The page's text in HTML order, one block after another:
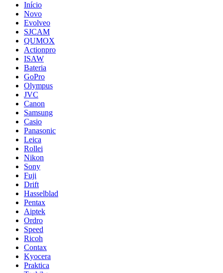
Início
Novo
Evolveo
SJCAM
QUMOX
Actionpro
ISAW
Bateria
GoPro
Olympus
JVC
Canon
Samsung
Casio
Panasonic
Leica
Rollei
Nikon
Sony
Fuji
Drift
Hasselblad
Pentax
Aiptek
Ordro
Speed
Ricoh
Contax
Kyocera
Praktica